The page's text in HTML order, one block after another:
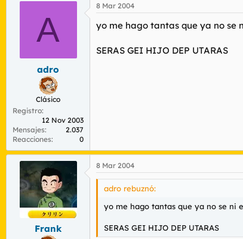
A
adro
Clásico
Registro
12 Nov 2003
Mensajes
2.037
Reacciones
0
8 Mar 2004
yo me hago tantas que ya no se
SERAS GEI HIJO DEP UTARAS
Frank
8 Mar 2004
adro rebuznó:
yo me hago tantas que ya no se ni
SERAS GEI HIJO DEP UTARAS